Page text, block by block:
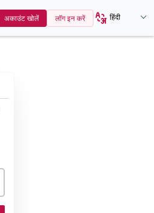
अकाउंट खोलें लॉग इन करें हिंदी